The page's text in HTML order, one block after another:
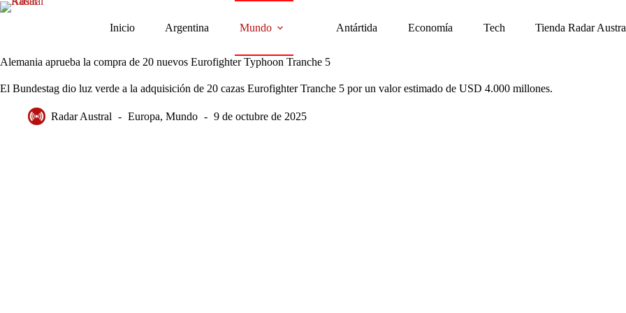
Saltar
Inicio Argentina Mundo Antártida Economía Tech Tienda Radar
Alemania aprueba la compra de 20 nuevos Eurofighter Typhoon Tranche 5
El Bundestag dio luz verde a la adquisición de 20 cazas Eurofighter Tranche 5 por un valor estimado de USD 4.000 millones.
Radar Austral Europa, Mundo 9 de octubre de 2025